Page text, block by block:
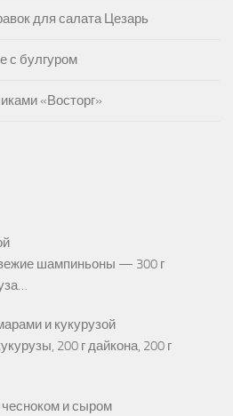
для салата Цезарь
с булгуром
«Восторг»
шампиньоны — 300 г
и кукурузой
200 г дайкона, 200 г
и сыром